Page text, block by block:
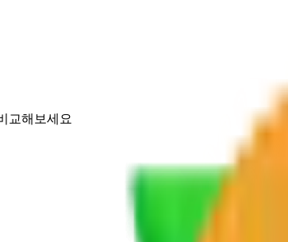
교해보세요